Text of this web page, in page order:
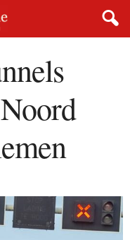
leiden tot problemen